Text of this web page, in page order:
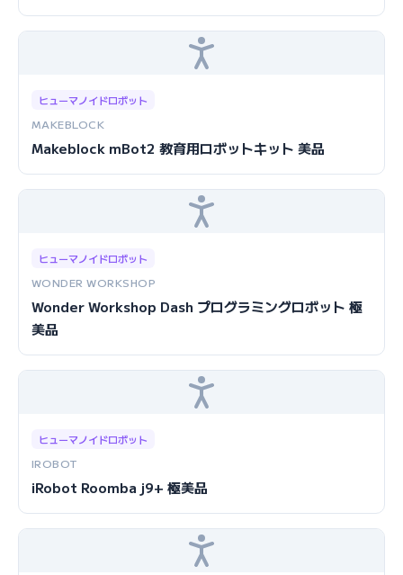
ヒューマノイドロボット
MAKEBLOCK
Makeblock mBot2 教育用ロボットキット 美品
ヒューマノイドロボット
WONDER WORKSHOP
Wonder Workshop Dash プログラミングロボット 極
美品
ヒューマノイドロボット
IROBOT
iRobot Roomba j9+ 極美品